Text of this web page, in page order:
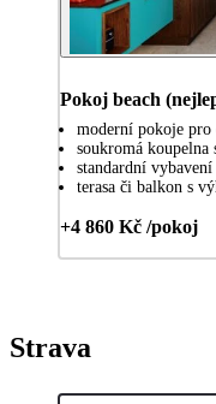
Pokoj beach
moderní pokoje pro
soukromá koupelna
standardní
terasa či balkon s
+4 860 Kč /pokoj
Strava